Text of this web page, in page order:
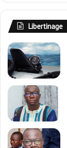
Libertinage